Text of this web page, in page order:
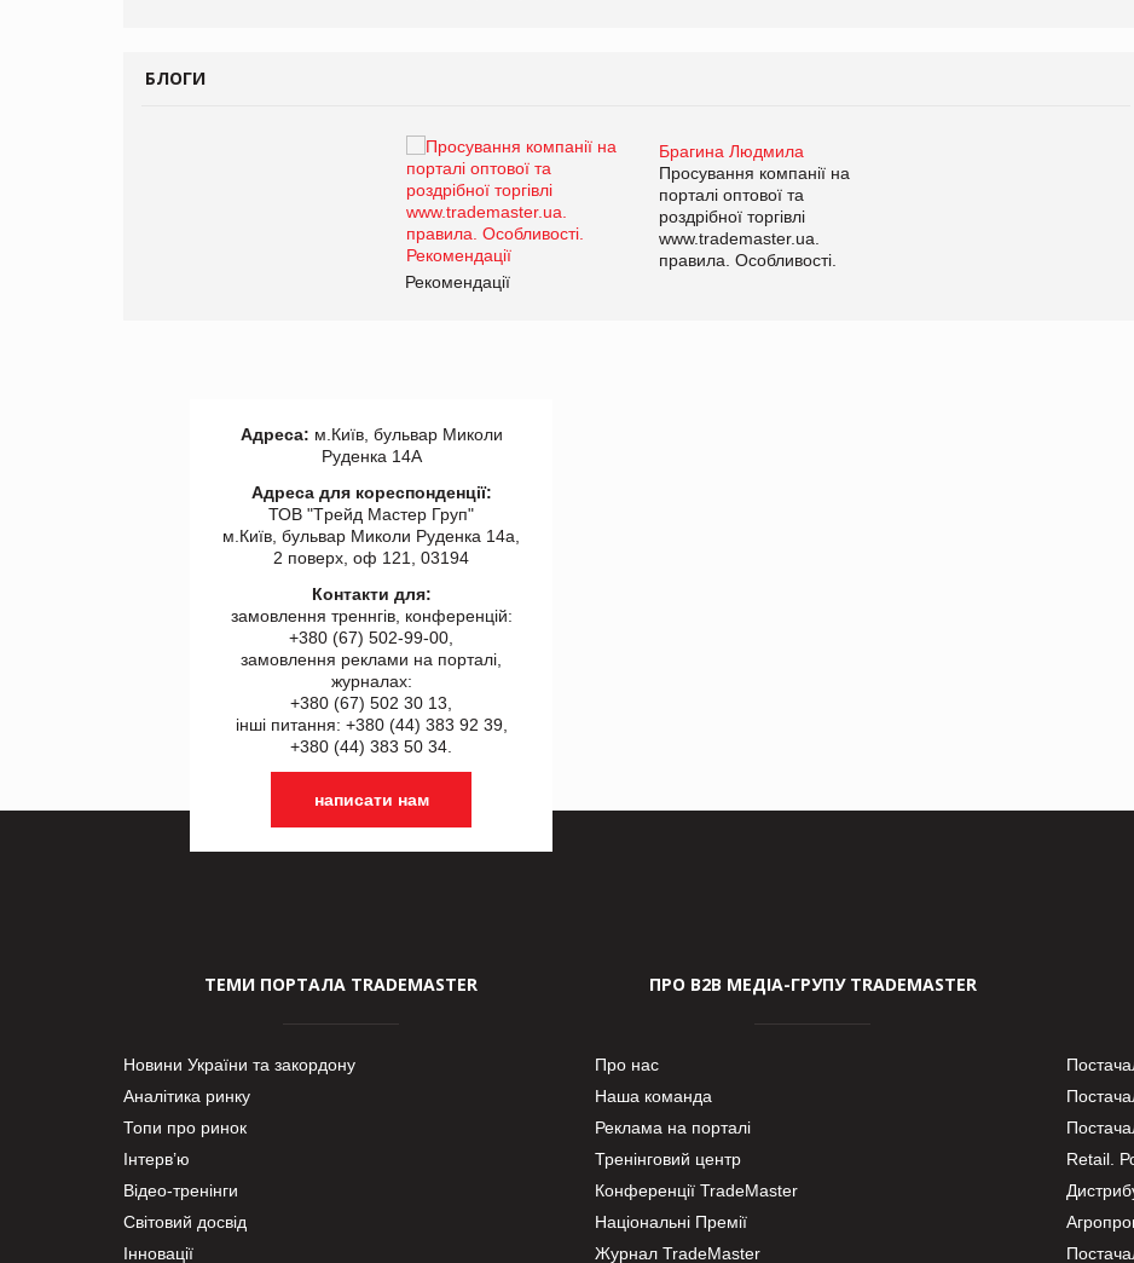
БЛОГИ
Брагина Людмила
Просування компанії на
порталі оптової та
роздрібної торгівлі
www.trademaster.ua.
правила. Особливості.
Рекомендації
Адреса: м.Київ, бульвар Миколи
Руденка 14А
Адреса для кореспонденції:
ТОВ "Tрейд Мастер Груп"
м.Київ, бульвар Миколи Руденка 14а,
2 поверх, оф 121, 03194
Контакти для:
замовлення треннгів, конференцій:
+380 (67) 502-99-00,
замовлення реклами на порталі,
журналах:
+380 (67) 502 30 13,
інші питання: +380 (44) 383 92 39,
+380 (44) 383 50 34.
написати нам
ТЕМИ ПОРТАЛА TRADEMASTER
Новини України та закордону
Аналітика ринку
Топи про ринок
Інтерв’ю
Відео-тренінги
Світовий досвід
Інновації
ПРО В2В МЕДІА-ГРУПУ TRADEMASTER
Про нас
Наша команда
Реклама на порталі
Тренінговий центр
Конференції TradeMaster
Національні Премії
Журнал TradeMaster
Retail.